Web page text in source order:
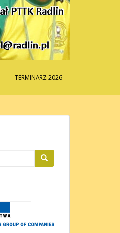
TERMINARZ 2026